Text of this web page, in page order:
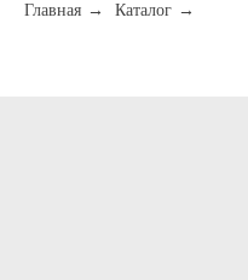
Главная → Каталог →